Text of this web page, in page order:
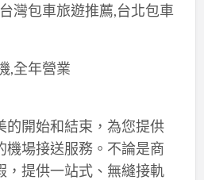
灣包車旅遊推薦,台北包車
,全年營業
的開始和結束，為您提供
機場接送服務。不論是商
，提供一站式、無縫接軌